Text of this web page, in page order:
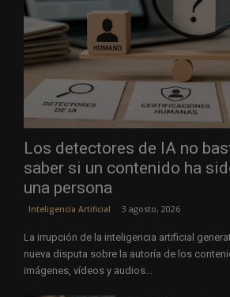
Los detectores de IA no
saber si un contenido ha
una persona
Inteligencia Artificial 3 agosto, 2026
La irrupción de la inteligencia artificial
nueva disputa sobre la autoría de los
imágenes, vídeos y audios...